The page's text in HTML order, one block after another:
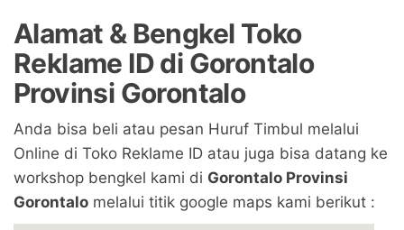
Alamat & Bengkel Toko
Reklame ID di Gorontalo
Provinsi Gorontalo
Anda bisa beli atau pesan Huruf Timbul melalui
Online di Toko Reklame ID atau juga bisa datang ke
workshop bengkel kami di Gorontalo Provinsi
Gorontalo melalui titik google maps kami berikut :